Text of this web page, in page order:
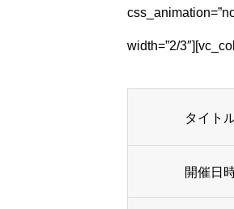
width=”2/
タイト
開催日